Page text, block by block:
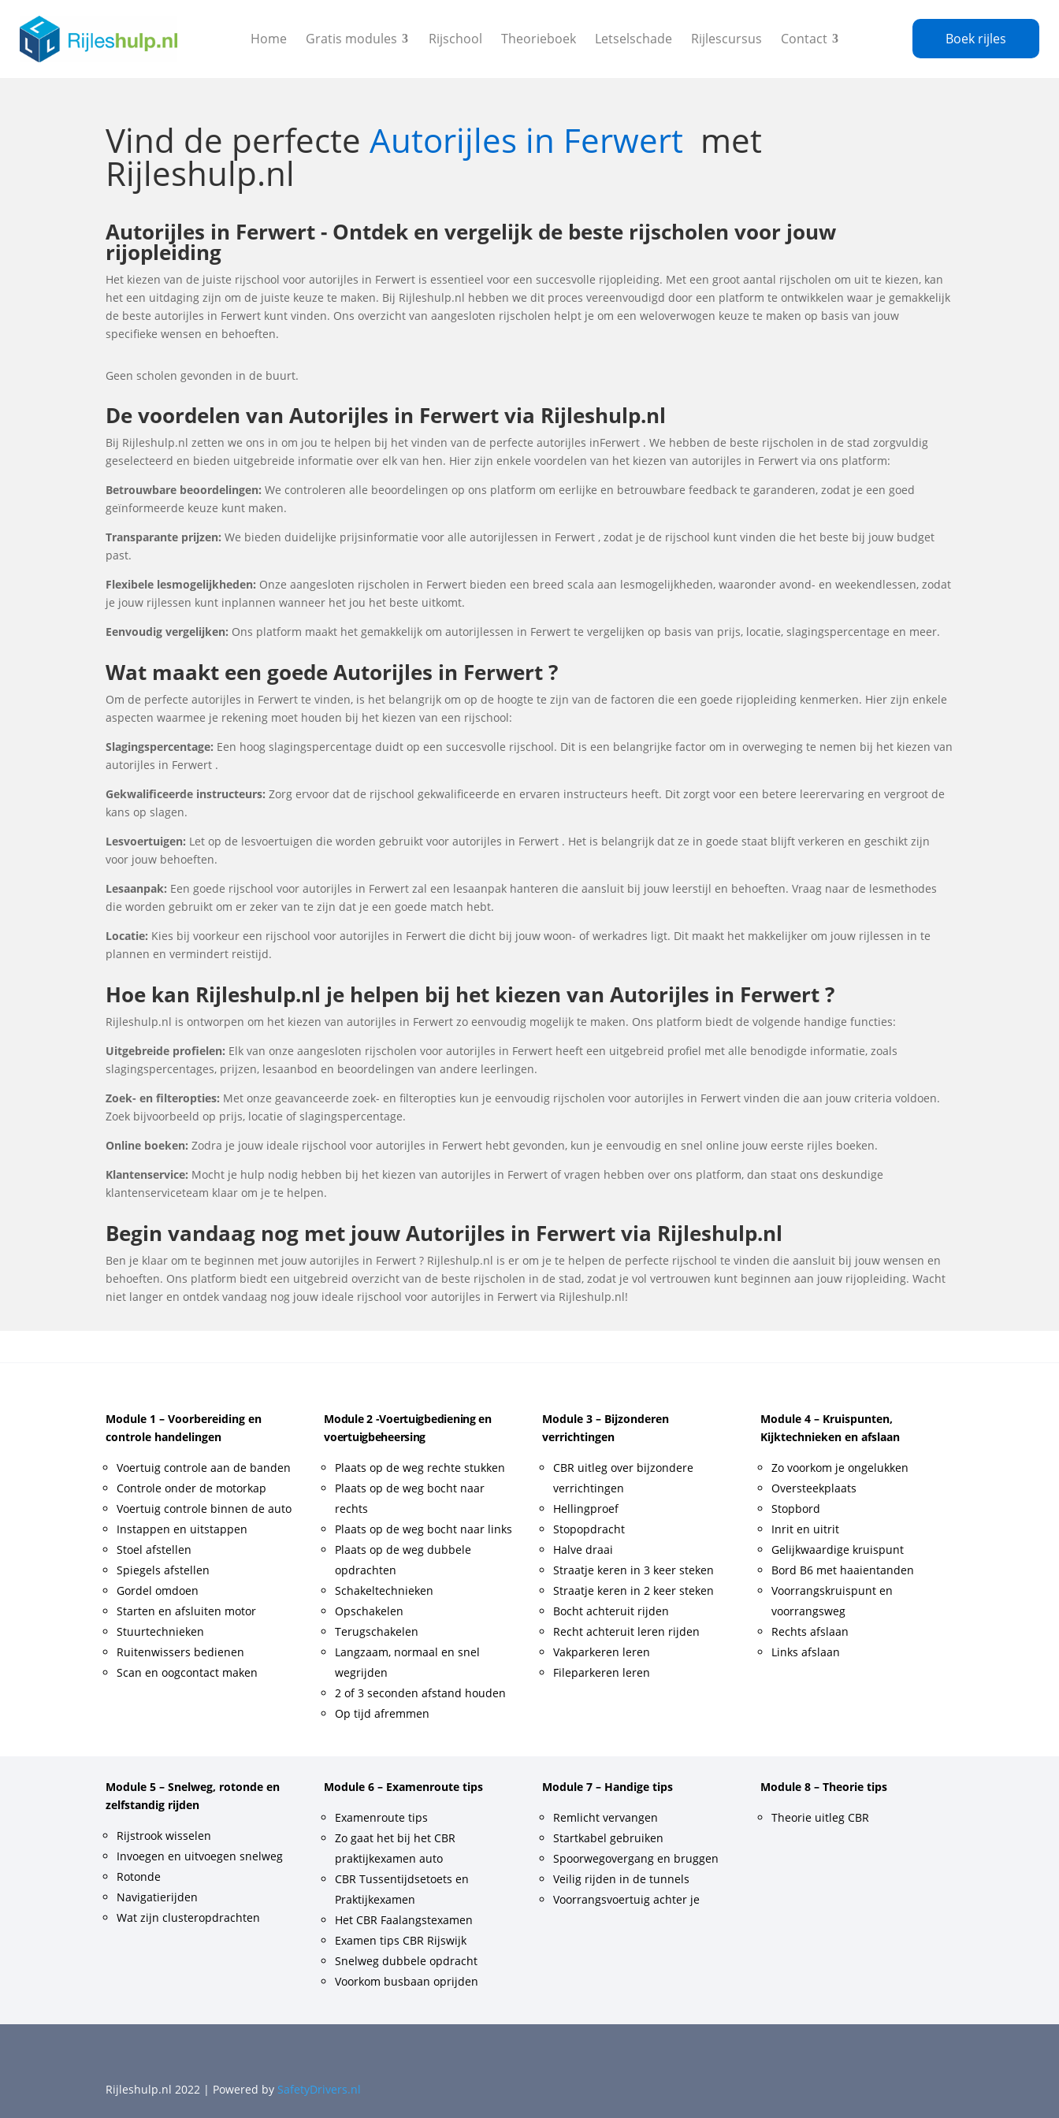
Home Gratis modules Rijschool Theorieboek Letselschade Rijlescursus Contact Boek rijles
Vind de perfecteAutorijles in Ferwert met
Rijleshulp.nl
Autorijles in Ferwert - Ontdek en vergelijk de beste rijscholen voor jouw
rijopleiding
Het kiezen van de juiste rijschool voor autorijles in Ferwert is essentieel voor een succesvolle rijopleiding. Met een groot aantal rijscholen om uit te kiezen, kan
het een uitdaging zijn om de juiste keuze te maken. Bij Rijleshulp.nl hebben we dit proces vereenvoudigd door een platform te ontwikkelen waar je gemakkelijk
de beste autorijles in Ferwert kunt vinden. Ons overzicht van aangesloten rijscholen helpt je om een weloverwogen keuze te maken op basis van jouw
specifieke wensen en behoeften.
Geen scholen gevonden in de buurt.
De voordelen van Autorijles in Ferwert via Rijleshulp.nl
Bij Rijleshulp.nl zetten we ons in om jou te helpen bij het vinden van de perfecte autorijles inFerwert . We hebben de beste rijscholen in de stad zorgvuldig
geselecteerd en bieden uitgebreide informatie over elk van hen. Hier zijn enkele voordelen van het kiezen van autorijles in Ferwert via ons platform:
Betrouwbare beoordelingen: We controleren alle beoordelingen op ons platform om eerlijke en betrouwbare feedback te garanderen, zodat je een goed
geïnformeerde keuze kunt maken.
Transparante prijzen: We bieden duidelijke prijsinformatie voor alle autorijlessen in Ferwert , zodat je de rijschool kunt vinden die het beste bij jouw budget
past.
Flexibele lesmogelijkheden: Onze aangesloten rijscholen in Ferwert bieden een breed scala aan lesmogelijkheden, waaronder avond- en weekendlessen, zodat
je jouw rijlessen kunt inplannen wanneer het jou het beste uitkomt.
Eenvoudig vergelijken: Ons platform maakt het gemakkelijk om autorijlessen in Ferwert te vergelijken op basis van prijs, locatie, slagingspercentage en meer.
Wat maakt een goede Autorijles in Ferwert ?
Om de perfecte autorijles in Ferwert te vinden, is het belangrijk om op de hoogte te zijn van de factoren die een goede rijopleiding kenmerken. Hier zijn enkele
aspecten waarmee je rekening moet houden bij het kiezen van een rijschool:
Slagingspercentage: Een hoog slagingspercentage duidt op een succesvolle rijschool. Dit is een belangrijke factor om in overweging te nemen bij het kiezen van
autorijles in Ferwert .
Gekwalificeerde instructeurs: Zorg ervoor dat de rijschool gekwalificeerde en ervaren instructeurs heeft. Dit zorgt voor een betere leerervaring en vergroot de
kans op slagen.
Lesvoertuigen: Let op de lesvoertuigen die worden gebruikt voor autorijles in Ferwert . Het is belangrijk dat ze in goede staat blijft verkeren en geschikt zijn
voor jouw behoeften.
Lesaanpak: Een goede rijschool voor autorijles in Ferwert zal een lesaanpak hanteren die aansluit bij jouw leerstijl en behoeften. Vraag naar de lesmethodes
die worden gebruikt om er zeker van te zijn dat je een goede match hebt.
Locatie: Kies bij voorkeur een rijschool voor autorijles in Ferwert die dicht bij jouw woon- of werkadres ligt. Dit maakt het makkelijker om jouw rijlessen in te
plannen en vermindert reistijd.
Hoe kan Rijleshulp.nl je helpen bij het kiezen van Autorijles in Ferwert ?
Rijleshulp.nl is ontworpen om het kiezen van autorijles in Ferwert zo eenvoudig mogelijk te maken. Ons platform biedt de volgende handige functies:
Uitgebreide profielen: Elk van onze aangesloten rijscholen voor autorijles in Ferwert heeft een uitgebreid profiel met alle benodigde informatie, zoals
slagingspercentages, prijzen, lesaanbod en beoordelingen van andere leerlingen.
Zoek- en filteropties: Met onze geavanceerde zoek- en filteropties kun je eenvoudig rijscholen voor autorijles in Ferwert vinden die aan jouw criteria voldoen.
Zoek bijvoorbeeld op prijs, locatie of slagingspercentage.
Online boeken: Zodra je jouw ideale rijschool voor autorijles in Ferwert hebt gevonden, kun je eenvoudig en snel online jouw eerste rijles boeken.
Klantenservice: Mocht je hulp nodig hebben bij het kiezen van autorijles in Ferwert of vragen hebben over ons platform, dan staat ons deskundige
klantenserviceteam klaar om je te helpen.
Begin vandaag nog met jouw Autorijles in Ferwert via Rijleshulp.nl
Ben je klaar om te beginnen met jouw autorijles in Ferwert ? Rijleshulp.nl is er om je te helpen de perfecte rijschool te vinden die aansluit bij jouw wensen en
behoeften. Ons platform biedt een uitgebreid overzicht van de beste rijscholen in de stad, zodat je vol vertrouwen kunt beginnen aan jouw rijopleiding. Wacht
niet langer en ontdek vandaag nog jouw ideale rijschool voor autorijles in Ferwert via Rijleshulp.nl!
Module 1 – Voorbereiding en
controle handelingen
Voertuig controle aan de banden
Controle onder de motorkap
Voertuig controle binnen de auto
Instappen en uitstappen
Stoel afstellen
Spiegels afstellen
Gordel omdoen
Starten en afsluiten motor
Stuurtechnieken
Ruitenwissers bedienen
Scan en oogcontact maken
Module 2 -Voertuigbediening en
voertuigbeheersing
Plaats op de weg rechte stukken
Plaats op de weg bocht naar
rechts
Plaats op de weg bocht naar links
Plaats op de weg dubbele
opdrachten
Schakeltechnieken
Opschakelen
Terugschakelen
Langzaam, normaal en snel
wegrijden
2 of 3 seconden afstand houden
Op tijd afremmen
Module 3 – Bijzonderen
verrichtingen
CBR uitleg over bijzondere
verrichtingen
Hellingproef
Stopopdracht
Halve draai
Straatje keren in 3 keer steken
Straatje keren in 2 keer steken
Bocht achteruit rijden
Recht achteruit leren rijden
Vakparkeren leren
Fileparkeren leren
Module 4 – Kruispunten,
Kijktechnieken en afslaan
Zo voorkom je ongelukken
Oversteekplaats
Stopbord
Inrit en uitrit
Gelijkwaardige kruispunt
Bord B6 met haaientanden
Voorrangskruispunt en
voorrangsweg
Rechts afslaan
Links afslaan
Module 5 – Snelweg, rotonde en
zelfstandig rijden
Rijstrook wisselen
Invoegen en uitvoegen snelweg
Rotonde
Navigatierijden
Wat zijn clusteropdrachten
Module 6 – Examenroute tips
Examenroute tips
Zo gaat het bij het CBR
praktijkexamen auto
CBR Tussentijdsetoets en
Praktijkexamen
Het CBR Faalangstexamen
Examen tips CBR Rijswijk
Snelweg dubbele opdracht
Voorkom busbaan oprijden
Module 7 – Handige tips
Remlicht vervangen
Startkabel gebruiken
Spoorwegovergang en bruggen
Veilig rijden in de tunnels
Voorrangsvoertuig achter je
Module 8 – Theorie tips
Theorie uitleg CBR
Rijleshulp.nl 2022 | Powered by SafetyDrivers.nl